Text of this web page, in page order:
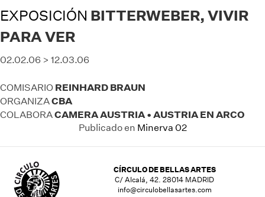
EXPOSICIÓN BITTERWEBER, VIVIR
PARA VER
02.02.06 > 12.03.06
COMISARIO REINHARD BRAUN
ORGANIZACBA
COLABORACAMERA AUSTRIA • AUSTRIA EN ARCO
Publicado en Minerva 02
CÍRCULO DE BELLAS ARTES
C/ Alcalá, 42. 28014 MADRID
info@circulobellasartes.com